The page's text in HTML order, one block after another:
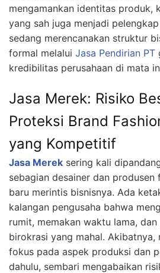
mengamankan identitas produk,
yang sah juga menjadi
sedang merencanakan struktur
formal melalui Jasa Pendirian PT
kredibilitas perusahaan di mata
Jasa Merek: Risiko
Proteksi Brand
yang Kompetitif
Jasa Merek sering kali
sebagian desainer dan produsen
baru merintis bisnisnya. Ada
kalangan pengusaha bahwa
rumit, memakan waktu lama,
birokrasi yang mahal. Akibatnya,
fokus pada aspek produksi dan
dahulu, sembari mengabaikan